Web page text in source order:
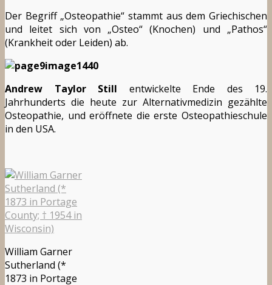
Der Begriff „Osteopathie“ stammt aus dem Griechischen
und leitet sich von „Osteo“ (Knochen) und „Pathos“
(Krankheit oder Leiden) ab.
Andrew Taylor Still entwickelte Ende des 19.
Jahrhunderts die heute zur Alternativmedizin gezählte
Osteopathie, und eröffnete die erste Osteopathieschule
in den USA.
William Garner
Sutherland (*
1873 in Portage